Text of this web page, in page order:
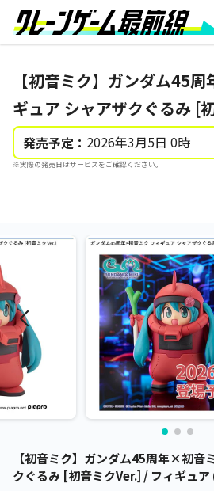
【初音ミク】ガンダム45
ギュア シャアザクぐるみ [
発売予定： 2026年3月5日 0時
※実際の発売日はサービスをご確認ください。
【初音ミク】ガンダム45周年×初音
クぐるみ [初音ミクVer.] / フィギュ